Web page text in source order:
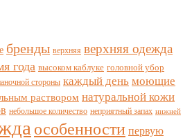
бренды верхняя верхняя одежда
года высоком каблуке головной убор
стороны каждый день моющие
раствором натуральной кожи
небольшое количество неприятный запах нижней
особенности первую